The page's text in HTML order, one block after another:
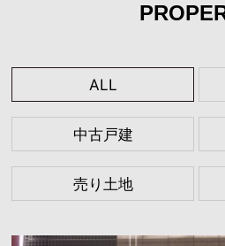
ALL
中古戸建
売り土地